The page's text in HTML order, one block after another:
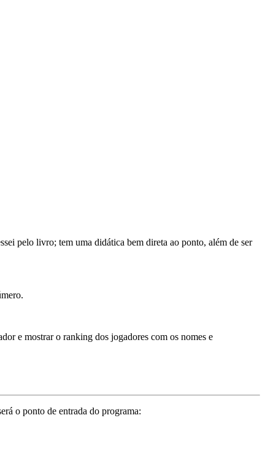
pelo livro; tem uma didática bem direta ao ponto, além de ser
e mostrar o ranking dos jogadores com os nomes e
o ponto de entrada do programa: